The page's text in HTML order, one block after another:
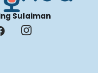
Sulaiman